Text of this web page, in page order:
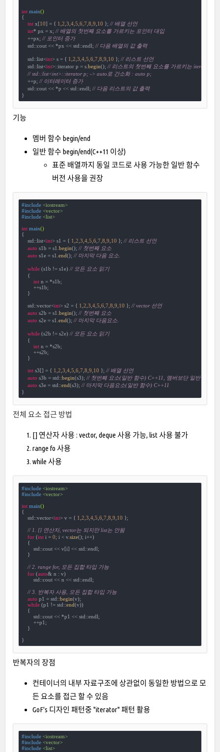
int main()
{
int x[10] = { 1 2 3 4, 5 6 7 8 9 10 }; // 배열 선언
int* px = x; // 배열의 첫번째 요소를 가르키는 포인터 대입
    ++px;
// 포인터 증가
    std::cout << *px << std::endl;
// 다음 배열의 값 출력
    std::list<
int> s = { 1 2 3 4, 5 6 7 8 9 10 }; // 리스트 선언
    std::list<
int>::iterator p = s. begin(); // 리스트의 첫번째 요소를 가르키는 iterator 대
// std::list<int>::iterator p; -> auto로 간소화 : auto p;
    ++p;
// 이터레이터 증가
    std::cout << *p << std::endl;
// 다음 리스트의 값 출력
}
기능
멤버 함수 begin/end
일반 함수 begin/end(C++11 이상)
표준 배열까지 동일 코드로 사용 가능한 일반 함수
버전 사용을 권장
#include <iostream>
#include <vector>
#include <list>
int main()
{
    std::list<
int> s1 = { 1 2 3 4, 5 6 7 8 9 10 }; // 리스트 선언
auto s1b = s1. begin(); // 첫번째 요소
auto s1e = s1. end(); // 마지막 다음 요소.
while (s1b != s1e) // 모든 요소 읽기
    {
int n = *s1b;
        ++s1b;
    }
    std::vector<
int> s2 = { 1 2 3 4, 5 6 7 8 9 10 }; // vector 선언
auto s2b = s1. begin(); // 첫번째 요소
auto s2e = s1. end(); // 마지막 다음요소.
while (s2b != s2e) // 모든 요소 읽기
    {
int n = *s2b;
        ++s2b;
    }
int s3[] = { 1 2 3 4, 5 6 7 8 9 10 }; // 배열 선언
auto s3b = std::begin(s3); // 첫번째 요소(일반 함수) C++11, 멤버보단 일반 함수
auto s3e = std::end(s3); // 마지막 다음요소(일반 함수) C++11
}
전체 요소 접근 방법
[] 연산자 사용 : vector, deque 사용 가능, list 사용 불가
range fo 사용
while 사용
#include <iostream>
#include <vector>
int main()
{
    std::vector<
int> v = { 1 2 3 4, 5 6 7 8 9 10 };
// 1. [] 연산자, vector는 되지만 list는 안됨
for (int i = 0; i < v.size(); i++)
    {
        std::cout << v[i] << std::endl;
    }
// 2. range for, 모든 집합 타입 가능
for (auto& n : v)
        std::cout << n << std::endl;
// 3. 반복자 사용, 모든 집합 타입 가능
auto p1 = std::begin(v);
while (p1 != std::end(v))
    {
        std::cout << *p1 << std::endl;
        ++p1;
    }
}
반복자의 장점
컨테이너의 내부 자료구조에 상관없이 동일한 방법으로 모
든 요소를 접근 할 수 있음
GoF's 디자인 패턴중 "iterator" 패턴 활용
#include <iostream>
#include <vector>
#include <list>